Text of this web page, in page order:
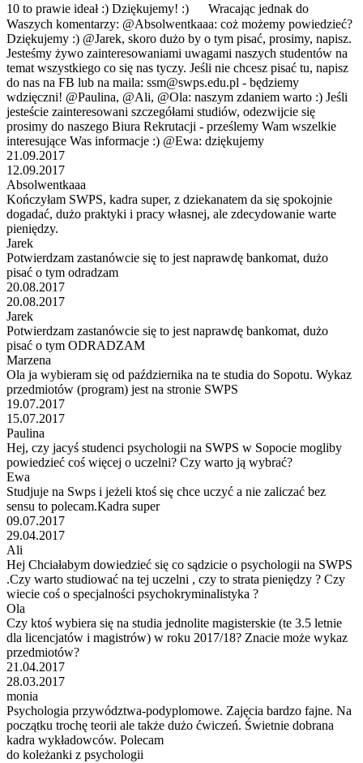
10 to prawie ideał :) Dziękujemy! :) Wracając jednak do
Waszych komentarzy: @Absolwentkaaa: coż możemy powiedzieć?
Dziękujemy :) @Jarek, skoro dużo by o tym pisać, prosimy, napisz.
Jesteśmy żywo zainteresowaniami uwagami naszych studentów na
temat wszystkiego co się nas tyczy. Jeśli nie chcesz pisać tu, napisz
do nas na FB lub na maila: ssm@swps.edu.pl - będziemy
wdzięczni! @Paulina, @Ali, @Ola: naszym zdaniem warto :) Jeśli
jesteście zainteresowani szczegółami studiów, odezwijcie się
prosimy do naszego Biura Rekrutacji - prześlemy Wam wszelkie
interesujące Was informacje :) @Ewa: dziękujemy
21.09.2017
12.09.2017
Absolwentkaaa
Kończyłam SWPS, kadra super, z dziekanatem da się spokojnie
dogadać, dużo praktyki i pracy własnej, ale zdecydowanie warte
pieniędzy.
Jarek
Potwierdzam zastanówcie się to jest naprawdę bankomat, dużo
pisać o tym odradzam
20.08.2017
20.08.2017
Jarek
Potwierdzam zastanówcie się to jest naprawdę bankomat, dużo
pisać o tym ODRADZAM
Marzena
Ola ja wybieram się od października na te studia do Sopotu. Wykaz
przedmiotów (program) jest na stronie SWPS
19.07.2017
15.07.2017
Paulina
Hej, czy jacyś studenci psychologii na SWPS w Sopocie mogliby
powiedzieć coś więcej o uczelni? Czy warto ją wybrać?
Ewa
Studjuje na Swps i jeżeli ktoś się chce uczyć a nie zaliczać bez
sensu to polecam.Kadra super
09.07.2017
29.04.2017
Ali
Hej Chciałabym dowiedzieć się co sądzicie o psychologii na SWPS
.Czy warto studiować na tej uczelni , czy to strata pieniędzy ? Czy
wiecie coś o specjalności psychokryminalistyka ?
Ola
Czy ktoś wybiera się na studia jednolite magisterskie (te 3.5 letnie
dla licencjatów i magistrów) w roku 2017/18? Znacie może wykaz
przedmiotów?
21.04.2017
28.03.2017
monia
Psychologia przywództwa-podyplomowe. Zajęcia bardzo fajne. Na
początku trochę teorii ale także dużo ćwiczeń. Świetnie dobrana
kadra wykładowców. Polecam
do koleżanki z psychologii